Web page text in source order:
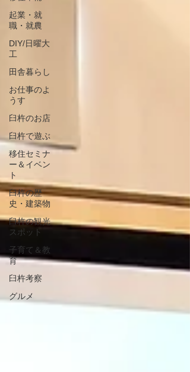
起業・就
職・就農
DIY/日曜大
工
田舎暮らし
お仕事のよ
うす
臼杵のお店
臼杵で遊ぶ
移住セミナ
ー＆イベン
ト
臼杵の歴
史・建築物
臼杵の観光
スポット
子育て＆教
育
臼杵考察
グルメ